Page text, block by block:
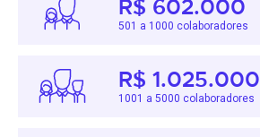
R$ 602.000
501 a 1000 colaboradores
R$ 1.025.000
1001 a 5000 colaboradores